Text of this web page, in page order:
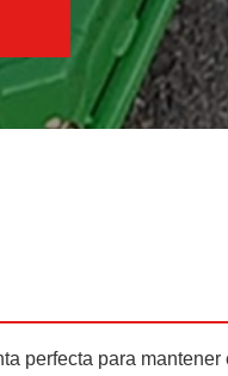
perfecta para